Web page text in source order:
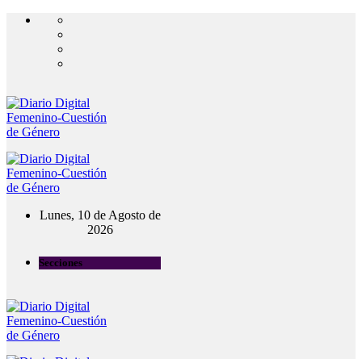
Lunes, 10 de Agosto de
2026
Secciones